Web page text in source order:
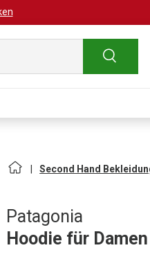
Suchen
Second Hand
Patagonia
Hoodie für Damen